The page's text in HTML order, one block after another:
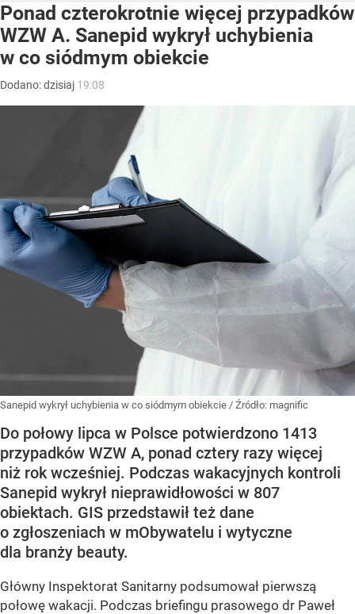
Ponad czterokrotnie więcej przypadków
WZW A. Sanepid wykrył uchybienia
w co siódmym obiekcie
Dodano:dzisiaj 19:08
Sanepid wykrył uchybienia w co siódmym obiekcie / Źródło: magnific
Do połowy lipca w Polsce potwierdzono 1413
przypadków WZW A, ponad cztery razy więcej
niż rok wcześniej. Podczas wakacyjnych kontroli
Sanepid wykrył nieprawidłowości w 807
obiektach. GIS przedstawił też dane
o zgłoszeniach w mObywatelu i wytyczne
dla branży beauty.
Główny Inspektorat Sanitarny podsumował pierwszą
połowę wakacji. Podczas briefingu prasowego dr Paweł